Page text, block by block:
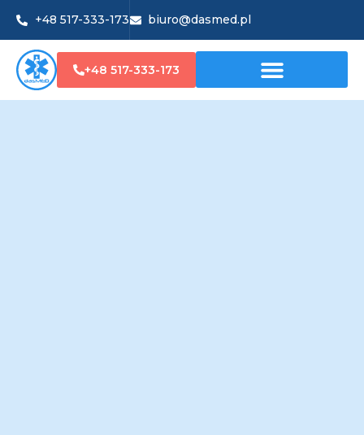
+48 517-333-173 biuro@dasmed.pl
+48 517-333-173